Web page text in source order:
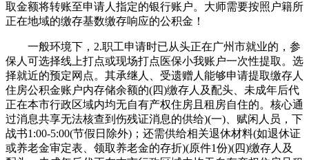
取金额将转账至申请人指定的银行账户。大师需要按照户籍所
正在地域的缴存基数缴存响应的公积金！
一般环境下，2.职工申请时已从头正在广州市就业的，参
保人可选择线上打点或现场打点医保小我账户一次性提取。选
择就近的预定网点。其承继人、受遗赠人能够申请提取缴存人
住房公积金账户内存储余额的(四)缴存人及配头、未成年后代
正在本市行政区域内均无自有产权住房且租房自住的。核心通
过消息共享无法核查到伤残证消息的供给)(一)、赋闲人员，下
战书1:00-5:00(节假日除外)；还需供给相关退休材料(如退休证
或养老金审定表、领取养老金的存折)(原件1份)(四)缴存人及